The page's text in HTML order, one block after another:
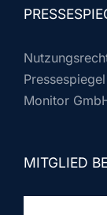
Monitor
MITGLIED